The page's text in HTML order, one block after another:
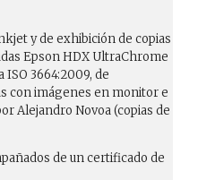
y de exhibición de copias
Epson HDX UltraChrome
3664:2009, de
con imágenes en monitor e
Alejandro Novoa (copias de
de un certificado de